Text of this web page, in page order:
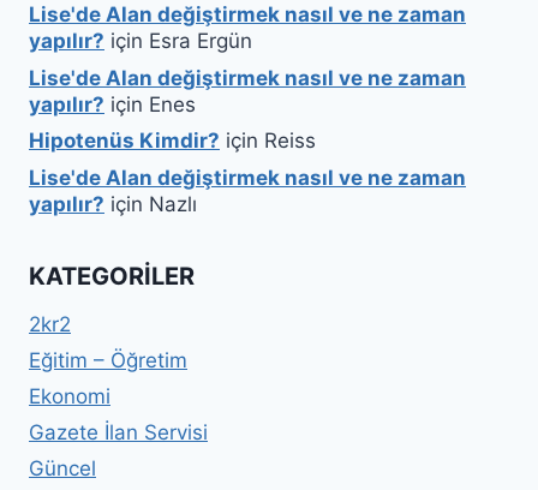
Lise'de Alan değiştirmek nasıl ve ne zaman
yapılır? için Esra Ergün
Lise'de Alan değiştirmek nasıl ve ne zaman
yapılır? için Enes
Hipotenüs Kimdir? için Reiss
Lise'de Alan değiştirmek nasıl ve ne zaman
yapılır? için Nazlı
KATEGORILER
2kr2
Eğitim – Öğretim
Ekonomi
Gazete İlan Servisi
Güncel